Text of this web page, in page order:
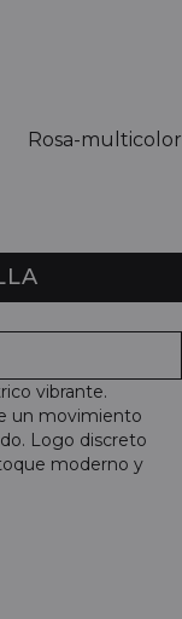
Rosa-multicolor
vibrante.
un movimiento
Logo discreto
moderno y